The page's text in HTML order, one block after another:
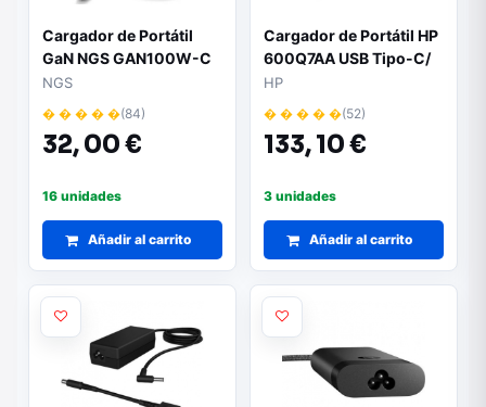
Cargador de Portátil
GaN NGS GAN100W-C
USB Tipo-C/ 100W/
Automático/ Voltaje 5-
20V
NGS
� � � � �(84)
32,00 €
16 unidades
Añadir al carrito
Cargador de Portátil HP
600Q7AA USB Tipo-C/
65W/ Automático/
Voltaje 5-20V/ 2x USB
Tipo-C
HP
� � � � �(52)
133,10 €
3 unidades
Añadir al carrito